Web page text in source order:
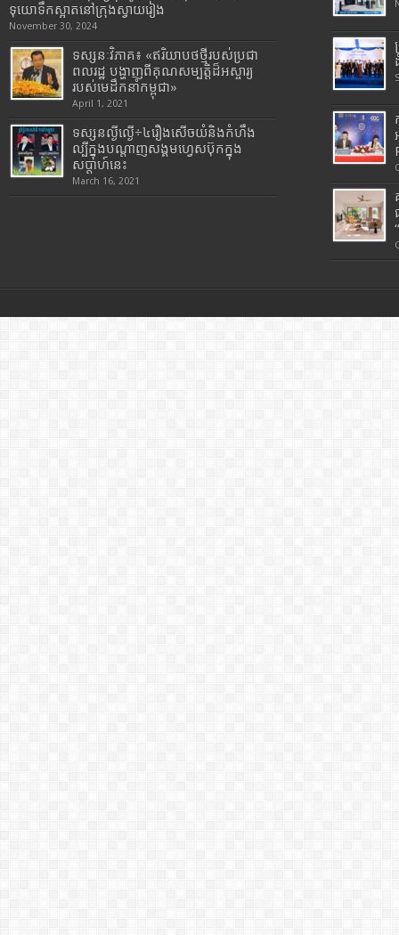
ទុយោទឹកស្អាតនៅក្រុងស្វាយរៀង
November 30, 2024
ទស្សនៈវិភាគ៖ «ឥរិយាបថថ្មីរបស់ប្រជា
ពលរដ្ឋ បង្ហាញពីគុណសម្បត្តិដ៏អស្ចារ្យ
របស់មេដឹកនាំកម្ពុជា»
April 1, 2021
ទស្សនល្ងីល្ងើ÷៤រឿងសើចយំនិងកំហឹង
ល្បីក្នុងបណ្តាញសង្គមហ្វេសប៊ុកក្នុង
សប្តាហ៍នេះ
March 16, 2021